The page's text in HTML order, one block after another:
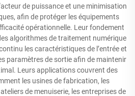
de puissance et une minimisation
afin de protéger les équipements
opérationnelle. Leur fondement
algorithmes de traitement numérique
les caractéristiques de l’entrée et
paramètres de sortie afin de maintenir
Leurs applications couvrent des
les usines de fabrication, les
de menuiserie, les entreprises de